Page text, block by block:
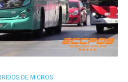
DE MICROS